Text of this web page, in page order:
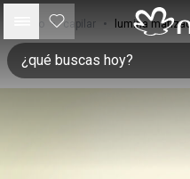
• capilar • lumina